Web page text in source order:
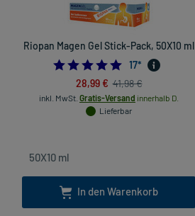
Riopan Magen Gel Stick-Pack, 50X10 ml
5.0
17*
28,99 € 41,98 €
inkl. MwSt. Gratis-Versand innerhalb D.
Lieferbar
In den Warenkorb